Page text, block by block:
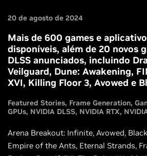
20 de agosto de 2024
Mais de 600 games e
disponíveis, além de 20 novos
DLSS anunciados, incluindo
Veilguard, Dune: Awakening,
XVI, Killing Floor 3, Avowed e
Featured Stories Frame Generation
GPUs NVIDIA DLSS NVIDIA RTX
Arena Breakout: Infinite, Avowed,
Empire of the Ants, Eternal Strands,